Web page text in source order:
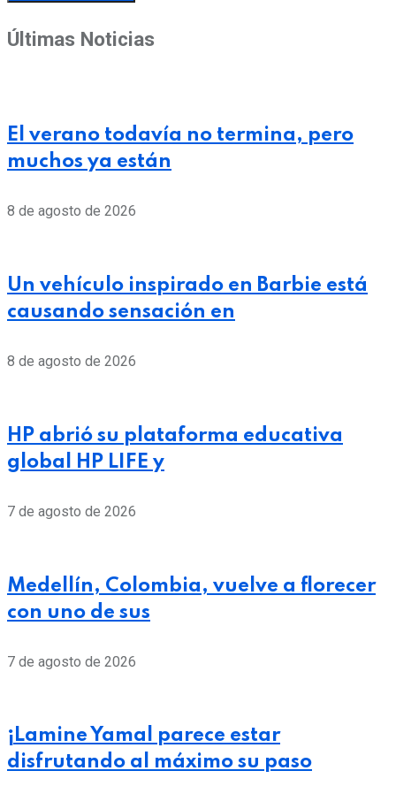
Últimas Noticias
El verano todavía no termina, pero
muchos ya están
8 de agosto de 2026
Un vehículo inspirado en Barbie está
causando sensación en
8 de agosto de 2026
HP abrió su plataforma educativa
global HP LIFE y
7 de agosto de 2026
Medellín, Colombia, vuelve a florecer
con uno de sus
7 de agosto de 2026
¡Lamine Yamal parece estar
disfrutando al máximo su paso